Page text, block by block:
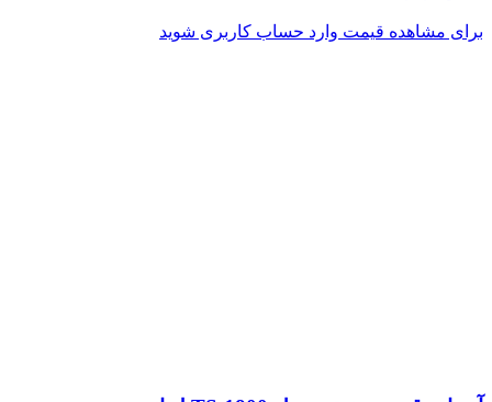
برای مشاهده قیمت وارد حساب کاربری شوید